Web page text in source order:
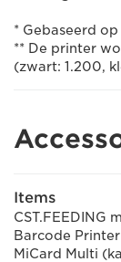
* Gebaseerd op
** De printer
(zwart: 1.200,
Items
CST.FEEDING
Barcode Printer
MiCard Multi